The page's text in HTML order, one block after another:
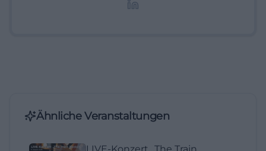
Ähnliche Veranstaltungen